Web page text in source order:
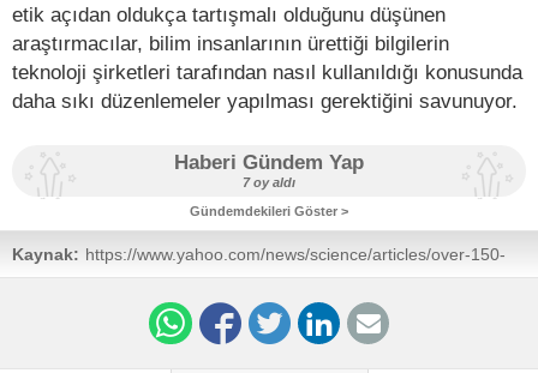
etik açıdan oldukça tartışmalı olduğunu düşünen
araştırmacılar, bilim insanlarının ürettiği bilgilerin
teknoloji şirketleri tarafından nasıl kullanıldığı konusunda
daha sıkı düzenlemeler yapılması gerektiğini savunuyor.
Haberi Gündem Yap
7 oy aldı
Gündemdekileri Göster >
Kaynak: https://www.yahoo.com/news/science/articles/over-150-
mathematicians-warn-governments-100000243.html